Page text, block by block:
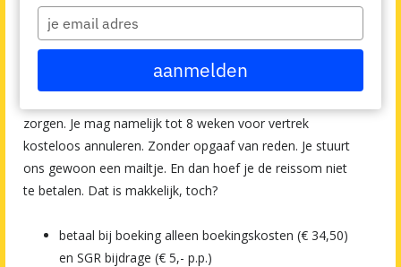
Wat betekent dat?
zorgen. Je mag namelijk tot 8 weken voor vertrek
kosteloos annuleren. Zonder opgaaf van reden. Je stuurt
ons gewoon een mailtje. En dan hoef je de reissom niet
te betalen. Dat is makkelijk, toch?
betaal bij boeking alleen boekingskosten (€ 34,50)
en SGR bijdrage (€ 5,- p.p.)
name
Type
your
email
aanmelden